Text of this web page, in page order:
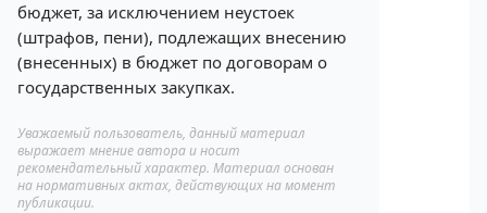
бюджет, за исключением неустоек
(штрафов, пени), подлежащих внесению
(внесенных) в бюджет по договорам о
государственных закупках.
Уважаемый пользователь, данный материал
выражает мнение автора и носит
рекомендательный характер. Материал основан
на нормативных актах, действующих на момент
публикации.